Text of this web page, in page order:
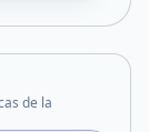
de la